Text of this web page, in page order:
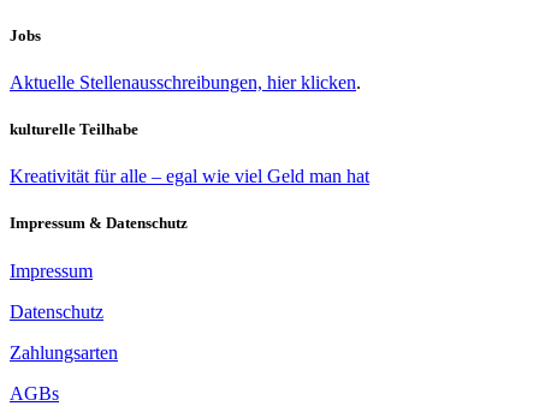
Jobs
Aktuelle Stellenausschreibungen, hier klicken.
kulturelle Teilhabe
Kreativität für alle – egal wie viel Geld man hat
Impressum & Datenschutz
Impressum
Datenschutz
Zahlungsarten
AGBs